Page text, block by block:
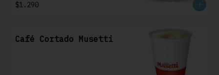
$1.290
Café Cortado Musetti